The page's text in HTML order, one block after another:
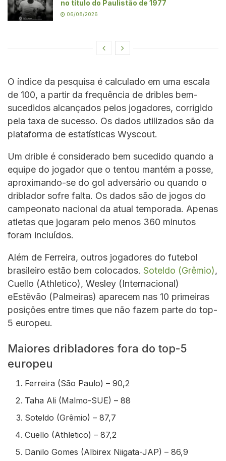
no título do Paulistão de 1977
06/08/2026
O índice da pesquisa é calculado em uma escala
de 100, a partir da frequência de dribles bem-
sucedidos alcançados pelos jogadores, corrigido
pela taxa de sucesso. Os dados utilizados são da
plataforma de estatísticas Wyscout.
Um drible é considerado bem sucedido quando a
equipe do jogador que o tentou mantém a posse,
aproximando-se do gol adversário ou quando o
driblador sofre falta. Os dados são de jogos do
campeonato nacional da atual temporada. Apenas
atletas que jogaram pelo menos 360 minutos
foram incluídos.
Além de Ferreira, outros jogadores do futebol
brasileiro estão bem colocados. Soteldo (Grêmio),
Cuello (Athletico), Wesley (Internacional)
eEstêvão (Palmeiras) aparecem nas 10 primeiras
posições entre times que não fazem parte do top-
5 europeu.
Maiores dribladores fora do top-5
europeu
Ferreira (São Paulo) – 90,2
Taha Ali (Malmo-SUE) – 88
Soteldo (Grêmio) – 87,7
Cuello (Athletico) – 87,2
Danilo Gomes (Albirex Niigata-JAP) – 86,9